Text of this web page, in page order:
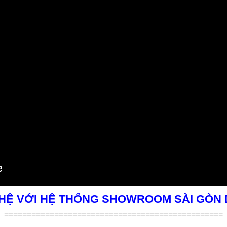
VỚI HỆ THỐNG SHOWROOM SÀI GÒN
================================================